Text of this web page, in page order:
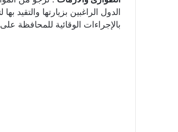
الدول الراغبين بزيارتها
بالإجراءات الوقائية للمحافظة